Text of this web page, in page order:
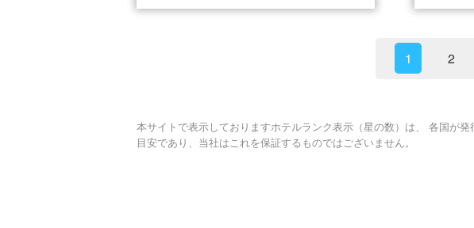
1 2
本サイトで表示しておりますホテルランク表示（星の数）は、 各国が
目安であり、当社はこれを保証するものではございません。